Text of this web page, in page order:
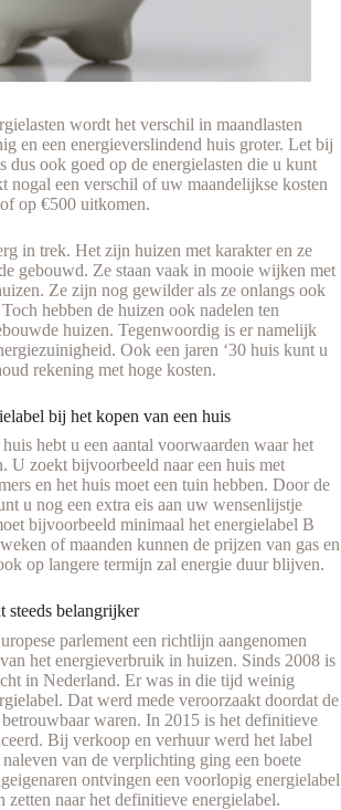
wordt het verschil in maandlasten
en een energieverslindend huis groter. Let bij
dus ook goed op de energielasten die u kunt
nogal een verschil of uw maandelijkse kosten
op €500 uitkomen.
in trek. Het zijn huizen met karakter en ze
gebouwd. Ze staan vaak in mooie wijken met
Ze zijn nog gewilder als ze onlangs ook
hebben de huizen ook nadelen ten
huizen. Tegenwoordig is er namelijk
Ook een jaren ‘30 huis kunt u
rekening met hoge kosten.
bij het kopen van een huis
hebt u een aantal voorwaarden waar het
U zoekt bijvoorbeeld naar een huis met
en het huis moet een tuin hebben. Door de
u nog een extra eis aan uw wensenlijstje
bijvoorbeeld minimaal het energielabel B
of maanden kunnen de prijzen van gas en
op langere termijn zal energie duur blijven.
steeds belangrijker
parlement een richtlijn aangenomen
het energieverbruik in huizen. Sinds 2008 is
in Nederland. Er was in die tijd weinig
Dat werd mede veroorzaakt doordat de
waren. In 2015 is het definitieve
Bij verkoop en verhuur werd het label
van de verplichting ging een boete
ontvingen een voorlopig energielabel
zetten naar het definitieve energielabel.